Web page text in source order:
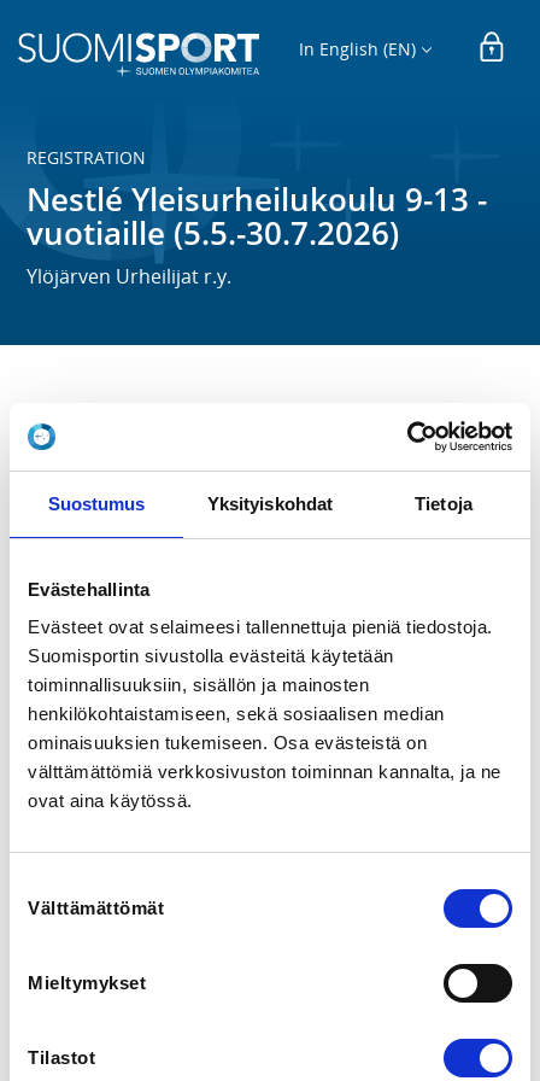
Suostumus Yksityiskohdat Tietoja
Evästehallinta
Evästeet ovat selaimeesi tallennettuja pieniä tiedostoja.
Suomisportin sivustolla evästeitä käytetään
toiminnallisuuksiin, sisällön ja mainosten
henkilökohtaistamiseen, sekä sosiaalisen median
ominaisuuksien tukemiseen. Osa evästeistä on
välttämättömiä verkkosivuston toiminnan kannalta, ja ne
ovat aina käytössä.
valinta
Välttämättömät
Mieltymykset
Tilastot
In English (EN)
REGISTRATION
Nestlé Yleisurheilukoulu 9-13 -
vuotiaille (5.5.-30.7.2026)
Ylöjärven Urheilijat r.y.
yleisurheilukoulu 9-13 vuotiaille Räikän urheilukentällä
5.5.-30.7.2026.
torstaisin klo 17-18.
Viikolla 29 ei ole harjoituksia.
Harjoitusmaksu on 190€
erikseen:
https://www.yleisurheilu.fi/seurat/yleisurheilulisenssit/
.
Yleisurheilukoulussa harjoitellaan monipuolisesti
yleisurheilun eri lajeja.
Tervetuloa mukaan monipuolisen harrastuksen pariin!
Su 1.3.2026 at 00:00 - Tu 30.6.2026 at 00:00
LOCATION
View map